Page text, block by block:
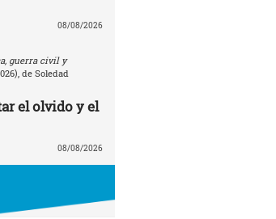
08/08/2026
guerra civil y
de Soledad
el olvido y el
08/08/2026